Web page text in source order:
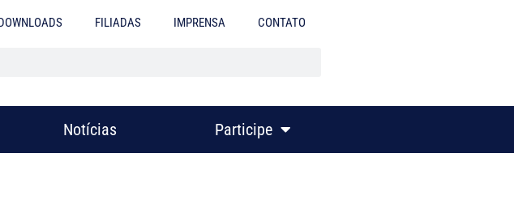
FILIADAS IMPRENSA CONTATO
Notícias Participe